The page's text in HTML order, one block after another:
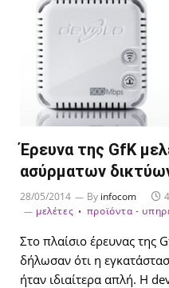
Έρευνα της GfK
ασύρματων
28/05/2014 By infocom
μελέτες
προϊόντα -
Στο πλαίσιο έρευνας της
δήλωσαν ότι η
ήταν ιδιαίτερα απλή. Η